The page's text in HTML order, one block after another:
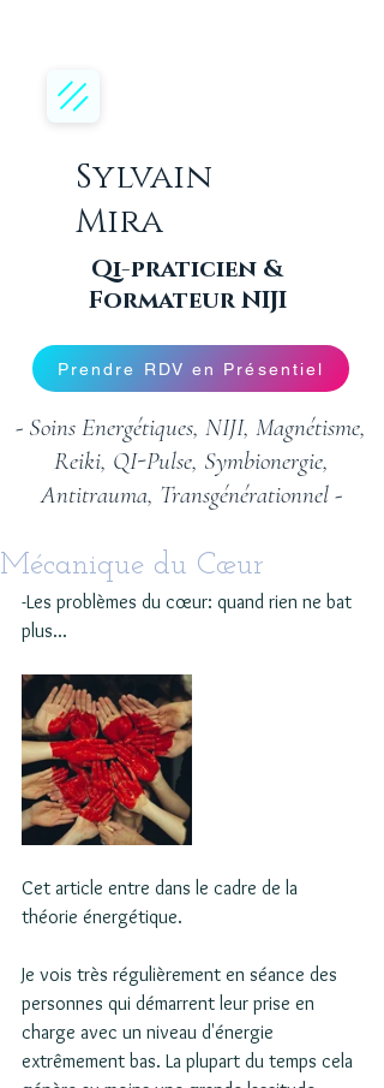
Sylvain
Mira
Qi-praticien &
Formateur NIJI
Prendre RDV en Présentiel
- Soins Energétiques, NIJI, Magnétisme,
Reiki, QI-Pulse, Symbionergie,
Antitrauma, Transgénérationnel -
Mécanique du Cœur
-Les problèmes du cœur: quand rien ne bat
plus...
Cet article entre dans le cadre de la
théorie énergétique.
Je vois très régulièrement en séance des
personnes qui démarrent leur prise en
charge avec un niveau d'énergie
extrêmement bas. La plupart du temps cela